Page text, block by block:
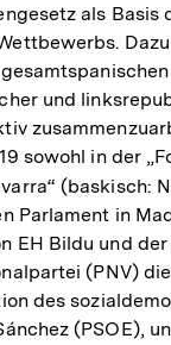
als Basis
und
sowohl in der
(baskisch:
Parlament in
EH Bildu und
(PNV) die
des
(PSOE),